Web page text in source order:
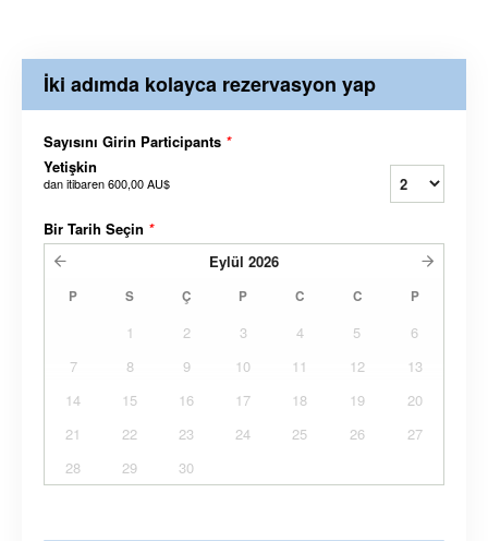
İki adımda kolayca rezervasyon yap
Sayısını Girin Participants *
Yetişkin
dan itibaren600,00 AU$
Bir Tarih Seçin *
Eylül 2026
P S Ç P C C P
1 2 3 4 5
6
7
8 9 10 11 12
13
14
15 16 17 18 19
20
21
22 23 24 25 26
27
28
29 30